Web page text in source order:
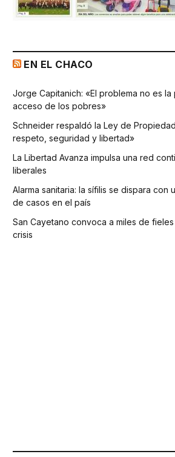
EN EL CHACO
Jorge Capitanich: «El problema no es
acceso de los pobres»
Schneider respaldó la Ley de
respeto, seguridad y libertad»
La Libertad Avanza impulsa una red
liberales
Alarma sanitaria: la sífilis se dispara con
de casos en el país
San Cayetano convoca a miles de
crisis